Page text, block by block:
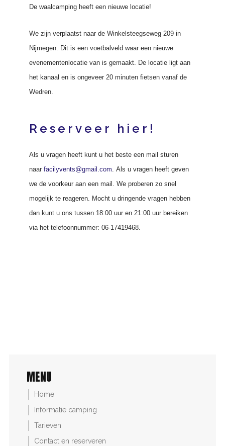
De waalcamping heeft een nieuwe locatie!
We zijn verplaatst naar de Winkelsteegseweg 209 in
Nijmegen. Dit is een voetbalveld waar een nieuwe
evenementenlocatie van is gemaakt. De locatie ligt aan
het kanaal en is ongeveer 20 minuten fietsen vanaf de
Wedren.
Reserveer hier!
Als u vragen heeft kunt u het beste een mail sturen
naar facilyvents@gmail.com Als u vragen heeft geven
we de voorkeur aan een mail. We proberen zo snel
mogelijk te reageren.
Mocht u dringende vragen hebben
dan kunt u ons tussen 18:00 uur en 21:00 uur bereiken
via het telefoonnummer: 06-17419468.
MENU
Home
Informatie camping
Tarieven
Contact en reserveren